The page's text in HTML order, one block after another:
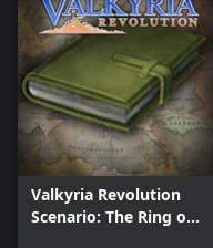
Valkyria Revolution
Scenario: The Ring of